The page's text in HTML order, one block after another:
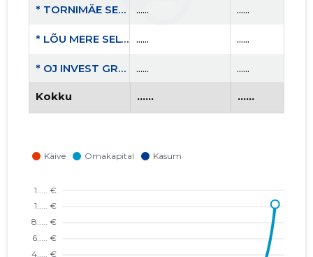
* TORNIMÄE SELTS MTÜ ...... ......
* LÕU MERE SELTS MTÜ ...... ......
* OJ INVEST GROUP OÜ ...... ......
...... ......
Kokku ...... ......